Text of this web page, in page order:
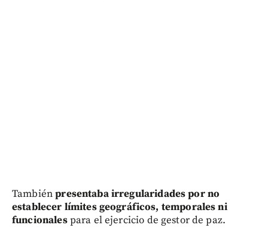
Tambiénpresentaba irregularidades por no
establecer límites geográficos, temporales ni
funcionalespara el ejercicio de gestor de paz.